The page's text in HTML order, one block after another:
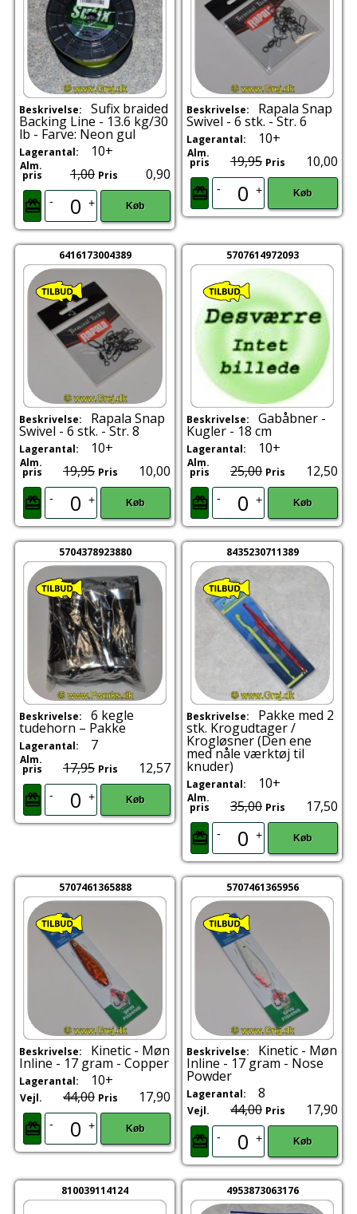
Beskrivelse: Sufix braided
Backing Line - 13.6 kg/30
lb - Farve: Neon gul
Lagerantal: 10+
Alm.
pris 1,00 Pris 0,90
- + Køb
Beskrivelse: Rapala Snap
Swivel - 6 stk. - Str. 6
Lagerantal: 10+
Alm.
pris 19,95 Pris 10,00
- + Køb
6416173004389
Beskrivelse: Rapala Snap
Swivel - 6 stk. - Str. 8
Lagerantal: 10+
Alm.
pris 19,95 Pris 10,00
- + Køb
5707614972093
Beskrivelse: Gabåbner -
Kugler - 18 cm
Lagerantal: 10+
Alm.
pris 25,00 Pris 12,50
- + Køb
5704378923880
Beskrivelse: 6 kegle
tudehorn – Pakke
Lagerantal: 7
Alm.
pris 17,95 Pris 12,57
- + Køb
8435230711389
Beskrivelse: Pakke med 2
stk. Krogudtager /
Krogløsner (Den ene
med nåle værktøj til
knuder)
Lagerantal: 10+
Alm.
pris 35,00 Pris 17,50
- + Køb
5707461365888
Beskrivelse: Kinetic - Møn
Inline - 17 gram - Copper
Lagerantal: 10+
Vejl. 44,00 Pris 17,90
- + Køb
5707461365956
Beskrivelse: Kinetic - Møn
Inline - 17 gram - Nose
Powder
Lagerantal: 8
Vejl. 44,00 Pris 17,90
- + Køb
810039114124 4953873063176